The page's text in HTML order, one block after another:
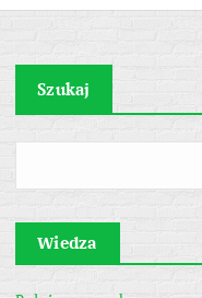
Szukaj
Wiedza